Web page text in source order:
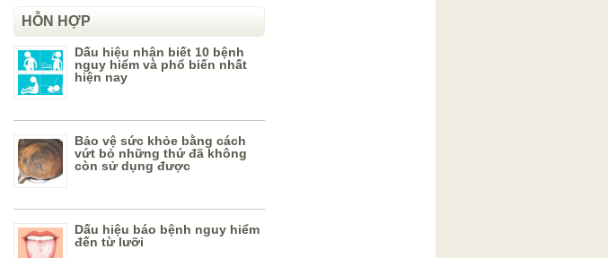
HỖN HỢP
Dấu hiệu nhận biết 10 bệnh
nguy hiểm và phổ biến nhất
hiện nay
Bảo vệ sức khỏe bằng cách
vứt bỏ những thứ đã không
còn sử dụng được
Dấu hiệu báo bệnh nguy hiểm
đến từ lưỡi